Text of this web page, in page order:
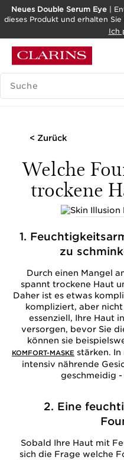
WEITER ZUM INHALT
Neues Double Serum Eye|
dieses Produkt und erhalten
Serum
Ich
LEGENDE SUCHEN
< Zurück
Welche
trockene
1.
zu
Durch einen Mangel
spannt trockene Haut
Daher ist es etwas
kompliziert, aber
essenziell, Ihre Haut
versorgen, bevor Sie
können sie
KOMFORT-MASKE stärken.
intensiv nährende
geschmeidig
2. Eine
Sobald Ihre Haut mit
sich die Frage welche